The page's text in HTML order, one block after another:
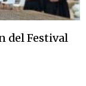
del Festival